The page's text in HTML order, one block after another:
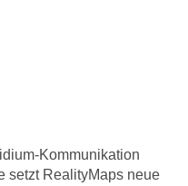
Kommunikation
setzt RealityMaps neue